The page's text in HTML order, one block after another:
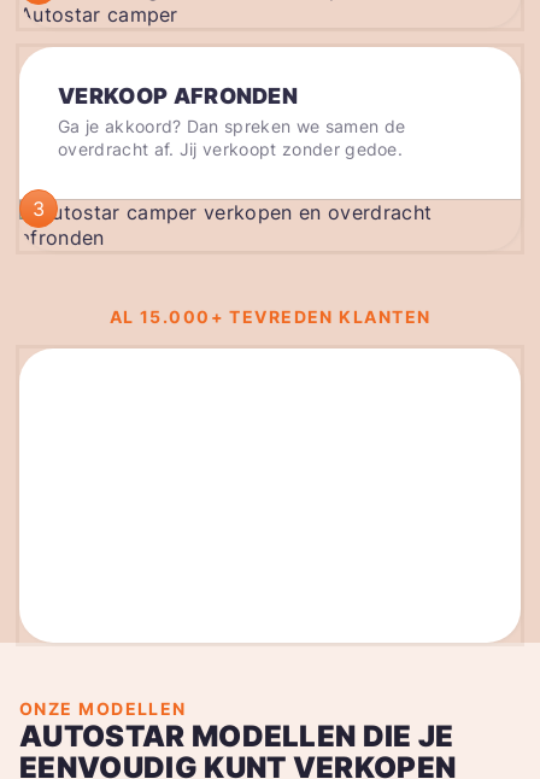
VERKOOP AFRONDEN
Ga je akkoord? Dan spreken we samen de
overdracht af. Jij verkoopt zonder gedoe.
3
AL 15.000+ TEVREDEN KLANTEN
ONZE MODELLEN
AUTOSTAR MODELLEN DIE JE
EENVOUDIG KUNT VERKOPEN